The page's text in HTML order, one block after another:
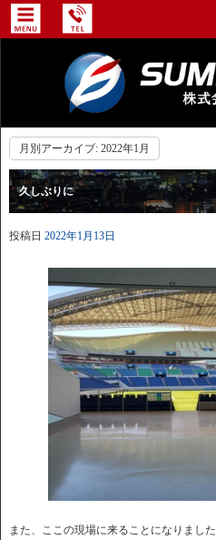
月別アーカイブ: 2022年1月
久しぶりに
投稿日 2022年1月13日
また、ここの現場に来ることになりました